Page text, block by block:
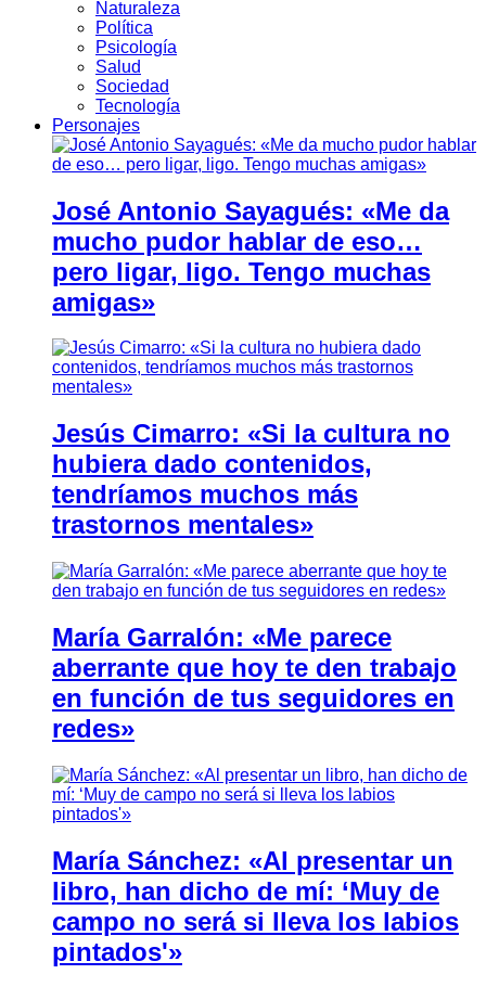
Naturaleza
Política
Psicología
Salud
Sociedad
Tecnología
Personajes
José Antonio Sayagués: «Me da
mucho pudor hablar de eso…
pero ligar, ligo. Tengo muchas
amigas»
Jesús Cimarro: «Si la cultura no
hubiera dado contenidos,
tendríamos muchos más
trastornos mentales»
María Garralón: «Me parece
aberrante que hoy te den trabajo
en función de tus seguidores en
redes»
María Sánchez: «Al presentar un
libro, han dicho de mí: ‘Muy de
campo no será si lleva los labios
pintados'»